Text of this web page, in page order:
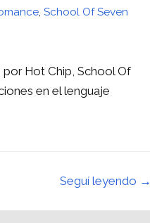
,School Of Seven
Hot Chip, School Of
en el lenguaje
Seguí leyendo →